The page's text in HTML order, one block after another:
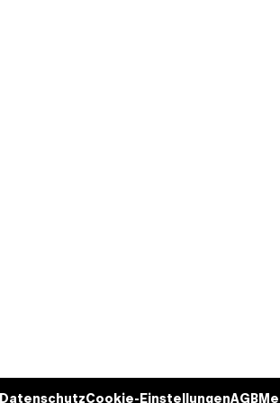
DatenschutzCookie-EinstellungenAGB